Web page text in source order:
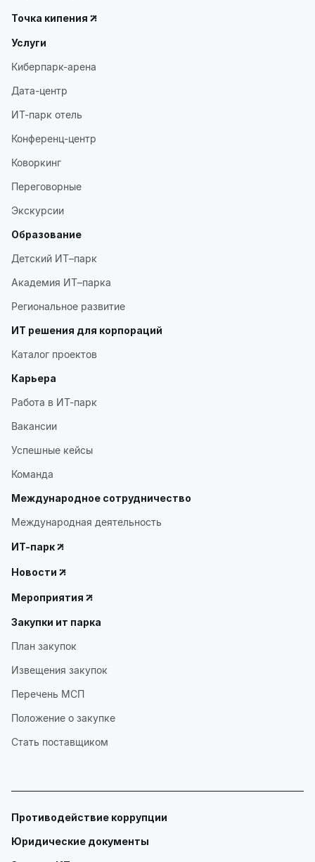
Точка кипения
Услуги
Киберпарк-арена
Дата-центр
ИТ-парк отель
Конференц-центр
Коворкинг
Переговорные
Экскурсии
Образование
Детский ИТ–парк
Академия ИТ–парка
Региональное развитие
ИТ решения для корпораций
Каталог проектов
Карьера
Работа в ИТ-парк
Вакансии
Успешные кейсы
Команда
Международное сотрудничество
Международная деятельность
ИТ-парк
Новости
Мероприятия
Закупки ит парка
План закупок
Извещения закупок
Перечень МСП
Положение о закупке
Стать поставщиком
Противодействие коррупции
Юридические документы